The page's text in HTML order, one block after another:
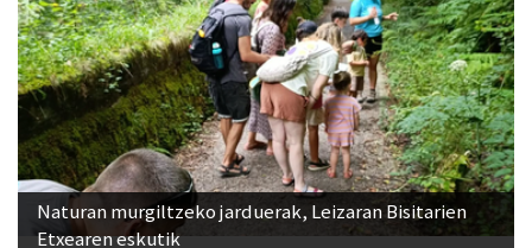
Naturan murgiltzeko jarduerak, Leizaran Bisitarien
Etxearen eskutik